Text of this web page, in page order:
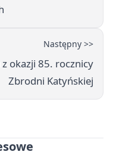
Następny >>
okazji 85. rocznicy
Zbrodni Katyńskiej